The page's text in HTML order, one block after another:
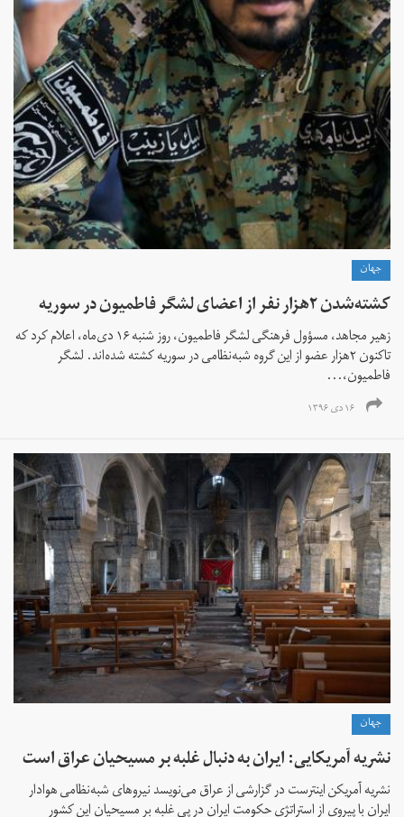
جهان
کشته‌شدن ۲هزار نفر از اعضای لشگر فاطمیون در سوریه
زهیر مجاهد، مسؤول فرهنگی لشگر فاطمیون، روز شنبه ۱۶ دی‌ماه، اعلام کرد که
تاکنون ۲هزار عضو از این گروه شبه‌نظامی در سوریه کشته شده‌اند. لشگر
فاطمیون،...
۱۶ دی ۱۳۹۶
جهان
نشریه آمریکایی: ایران به دنبال غلبه بر مسیحیان عراق است
نشریه آمریکن اینترست در گزارشی از عراق می‌نویسد نیروهای شبه‌نظامی هوادار